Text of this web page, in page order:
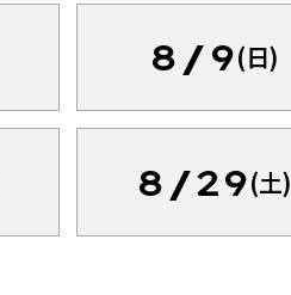
8/9(日)
8/29(土)